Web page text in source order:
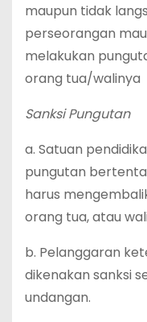
maupun tidak
perseorangan
melakukan
orang tua/walinya
Sanksi Pungutan
a. Satuan
pungutan
harus
orang tua, atau
b. Pelanggaran
dikenakan sanksi
undangan.